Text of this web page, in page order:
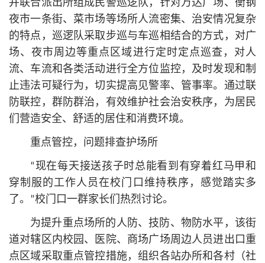
并联合派出所组成民警巡逻队，针对万达广场、衡钢
夜市一条街、菜市场等场所人流密集、治安情况复杂
的特点，巡逻队采取步巡与车巡相结合的方式，对广
场、夜市周边等重点区域进行定时定点巡查，对人
流、车流和各类活动进行全方位监控，及时发现和制
止违法可疑行为，切实提高见警率、管事率。通过联
防联控，群防群治，有效维护社会治安秩序，为居民
们营造安全、舒适的居住和消费环境。
重点管控，问题排查护场所
“现在每天接送孩子时总能看到有穿着红马甲和
穿制服的工作人员在校门口维持秩序，感觉踏实多
了。”校门口一群家长们热烈讨论。
为提升重点场所的人防、技防、物防水平，该街
道对辖区内校园、医院、商场广场周边人员进出口重
点区域采取重点管控措施，组织各站办所和各村（社